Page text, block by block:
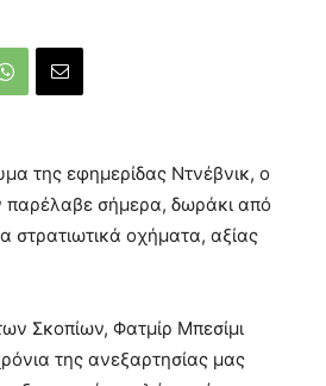
της εφημερίδας Ντνέβνικ, ο
παρέλαβε σήμερα, δωράκι από
στρατιωτικά οχήματα, αξίας
Σκοπίων, Φατμίρ Μπεσίμι
της ανεξαρτησίας μας